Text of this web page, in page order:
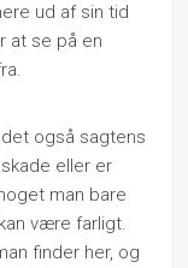
ud af sin tid
at se på en
også sagtens
eller er
man bare
være farligt.
finder her, og